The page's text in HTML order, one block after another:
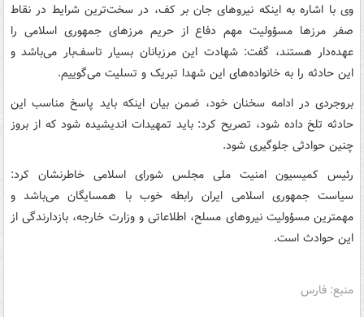
وی با اشاره به اینکه نیروهای جان بر کف، در سخت‌ترین شرایط در نقاط
صفر مرزها مسؤولیت مهم دفاع از حریم مرزهای جمهوری اسلامی را
عهده‌دار هستند، گفت: شهادت این مرزبانان بسیار تاسف‌بار می‌باشد و
این حادثه را به خانواده‌های این شهدا تبریک و تسلیت می‌گوییم.
بروجردی در ادامه سخنان خود، ضمن بیان اینکه باید پاسخ مناسب این
حادثه تلخ داده شود، تصریح کرد: باید تمهیدات اندیشیده شود که از بروز
چنین حوادثی جلوگیری شود.
رئیس کمیسیون امنیت ملی مجلس شورای اسلامی خاطرنشان کرد:
سیاست جمهوری اسلامی ایران رابطه خوب با همسایگان می‌باشد و
مهمترین مسؤولیت نیروهای مسلح، اطلاعاتی و وزارت خارجه، بازدارندگی از
این حوادث است.
منبع: فارس